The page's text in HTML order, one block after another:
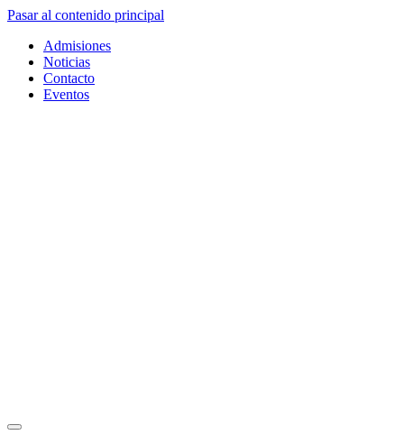
Pasar al contenido principal
Admisiones
Noticias
Contacto
Eventos